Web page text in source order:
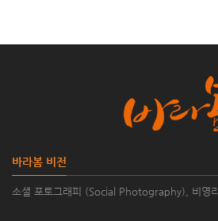
바라봄 비전
소셜 포토그래피 (Social Photography), 비영